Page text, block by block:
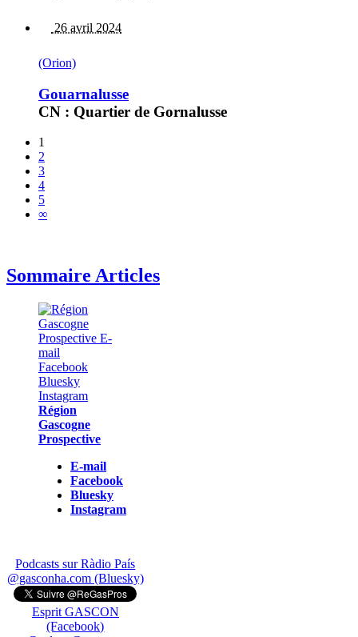
26 avril 2024
(Orion)
Gouarnalusse
CN : Quartier de Gornalusse
1
2
3
4
5
∞
Sommaire Articles
Région
Gascogne
Prospective
E-mail
Facebook
Bluesky
Instagram
Podcasts sur Ràdio País
@gasconha.com (Bluesky)
Esprit GASCON
(Facebook)